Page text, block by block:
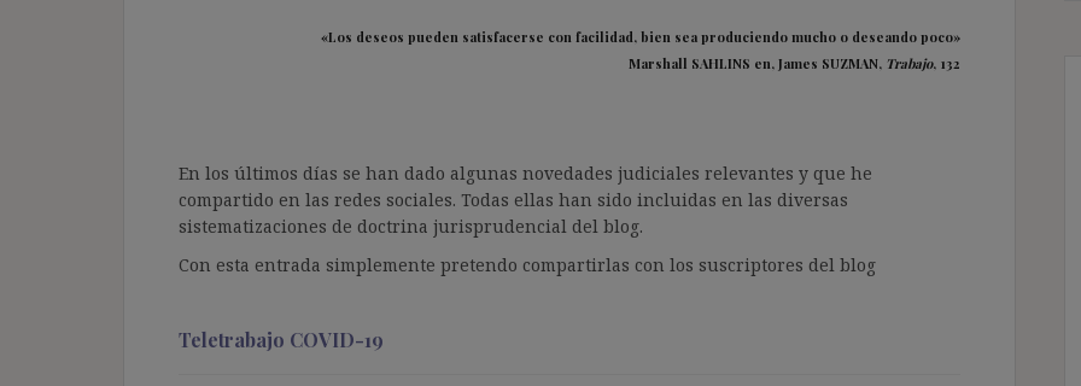
«Los deseos pueden satisfacerse con facilidad, bien sea produciendo mucho o deseando poco»
Marshall SAHLINS en, James SUZMAN, Trabajo, 132
En los últimos días se han dado algunas novedades judiciales relevantes y que he
compartido en las redes sociales. Todas ellas han sido incluidas en las diversas
sistematizaciones de doctrina jurisprudencial del blog.
Con esta entrada simplemente pretendo compartirlas con los suscriptores del blog
Teletrabajo COVID-19